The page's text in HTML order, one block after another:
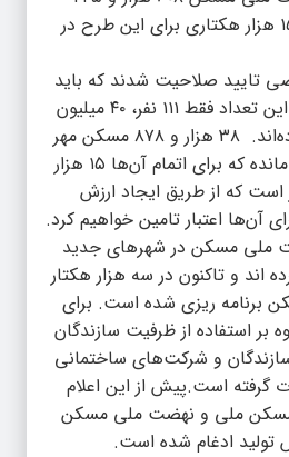
واحد بوده که مسافت ۱۵ هزار هکتاری برای این طرح در
هزار ۸۳۳ متقاضی تایید صلاحیت شدند که باید
افتتاح حساب کنند و از این تعداد فقط ۱۱۱ نفر، ۴۰ میلیون
تومان خود را تکمیل کرده‌اند. ۳۸ هزار و ۸۷۸ مسکن مهر
در شهر‌های جدید باقی مانده که برای اتمام آن‌ها ۱۵ هزار
است که از طریق ایجاد ارزش
آن‌ها اعتبار تامین خواهیم کرد.
ملی مسکن در شهر‌های جدید
اند و تاکنون در سه هزار هکتار
مسکن برنامه ریزی شده است. برای
بر استفاده از ظرفیت سازندگان
سازندگان و شرکت‌های ساختمانی
گرفته است.پیش از این اعلام
ملی و نهضت ملی مسکن
تولید ادغام شده است.